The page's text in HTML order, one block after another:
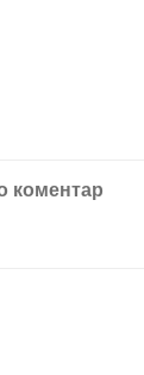
коментар